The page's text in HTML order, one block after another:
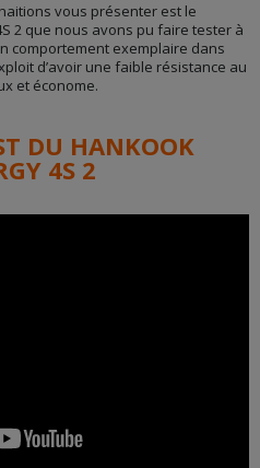
vous présenter est le
2 que nous avons pu faire tester à
comportement exemplaire dans
d’avoir une faible résistance au
et économe.
DU HANKOOK
4S 2